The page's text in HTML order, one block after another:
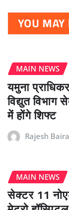
YOU
MAIN NEWS
यमुना
विद्युत
में होंगे शिफ्ट
Rajesh
MAIN NEWS
सेक्टर 11